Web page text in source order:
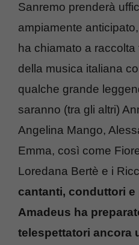
Sanremo prenderà
ampiamente
ha chiamato a
della musica italiana
qualche grande
saranno (tra gli altri)
Angelina Mango,
Emma, così come
Loredana Bertè e i
cantanti, conduttori
Amadeus ha
telespettatori ancora